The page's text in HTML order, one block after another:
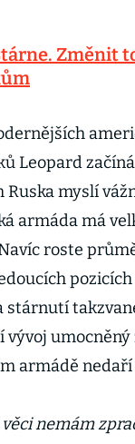
Změnit
Leopard
myslí
armáda má
roste
vývoj
armádě
nemám